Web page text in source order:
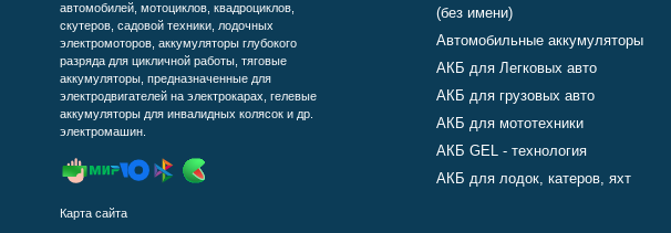
автомобилей, мотоциклов, квадроциклов,
скутеров, садовой техники, лодочных
электромоторов, аккумуляторы глубокого
разряда для цикличной работы, тяговые
аккумуляторы, предназначенные для
электродвигателей на электрокарах, гелевые
аккумуляторы для инвалидных колясок и др.
электромашин.
Карта сайта
(без имени)
Автомобильные аккумуляторы
АКБ для Легковых авто
АКБ для грузовых авто
АКБ для мототехники
АКБ GEL - технология
АКБ для лодок, катеров, яхт